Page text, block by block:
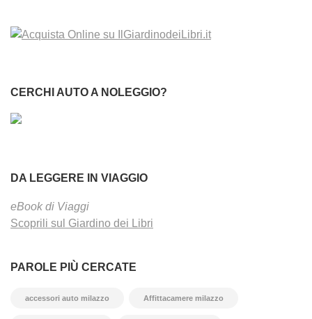
CERCHI AUTO A NOLEGGIO?
DA LEGGERE IN VIAGGIO
eBook di Viaggi
Scoprili sul Giardino dei Libri
PAROLE PIÙ CERCATE
accessori auto milazzo Affittacamere milazzo